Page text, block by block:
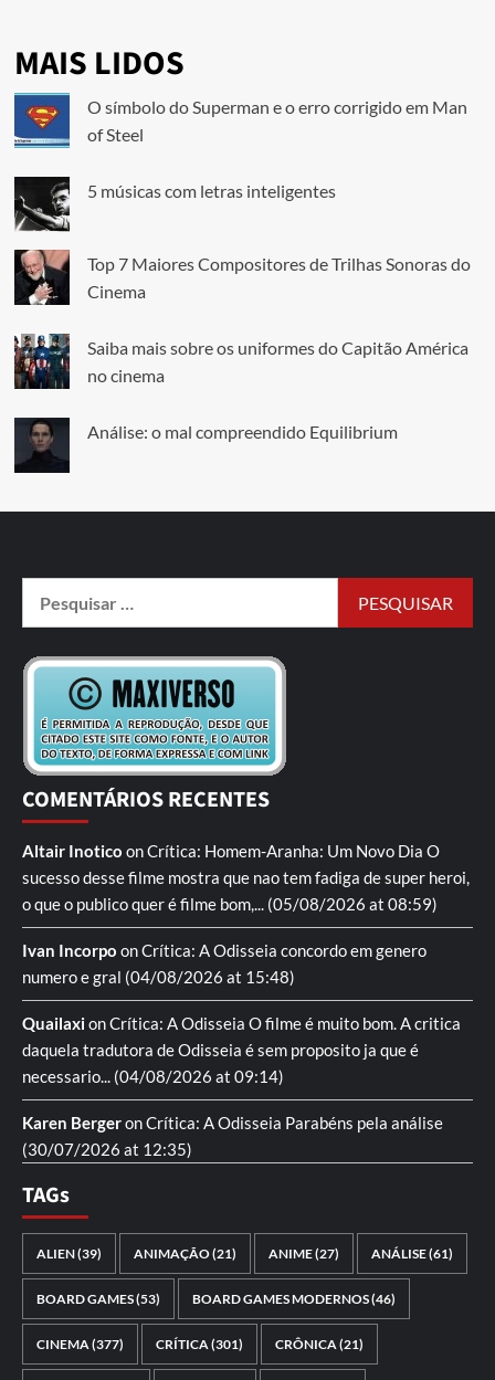
MAIS LIDOS
O símbolo do Superman e o erro corrigido em Man
of Steel
5 músicas com letras inteligentes
Top 7 Maiores Compositores de Trilhas Sonoras do
Cinema
Saiba mais sobre os uniformes do Capitão América
no cinema
Análise: o mal compreendido Equilibrium
COMENTÁRIOS RECENTES
Altair Inotico onCrítica: Homem-Aranha: Um Novo Dia O
sucesso desse filme mostra que nao tem fadiga de super heroi,
o que o publico quer é filme bom,... (05/08/2026 at 08:59)
Ivan Incorpo onCrítica: A Odisseia concordo em genero
numero e gral (04/08/2026 at 15:48)
QuailaxionCrítica: A Odisseia O filme é muito bom. A critica
daquela tradutora de Odisseia é sem proposito ja que é
necessario... (04/08/2026 at 09:14)
Karen BergeronCrítica: A Odisseia Parabéns pela análise
(30/07/2026 at 12:35)
TAGs
ALIEN(39) ANIMAÇÃO(21) ANIME(27) ANÁLISE(61)
BOARD GAMES(53) BOARD GAMES MODERNOS(46)
CINEMA(377) CRÍTICA(301) CRÔNICA(21)